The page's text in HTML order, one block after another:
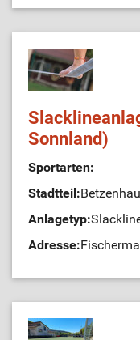
Sonnland)
Sportarten:
Stadtteil:
Anlagetyp:
Adresse: